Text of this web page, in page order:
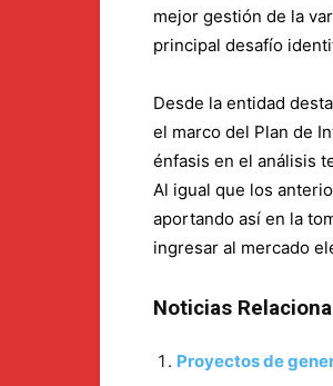
mejor gestión de la
principal desafío
Desde la entidad
el marco del Plan de
énfasis en el análisis
Al igual que los
aportando así en la
ingresar al mercado
Noticias
Proyectos de